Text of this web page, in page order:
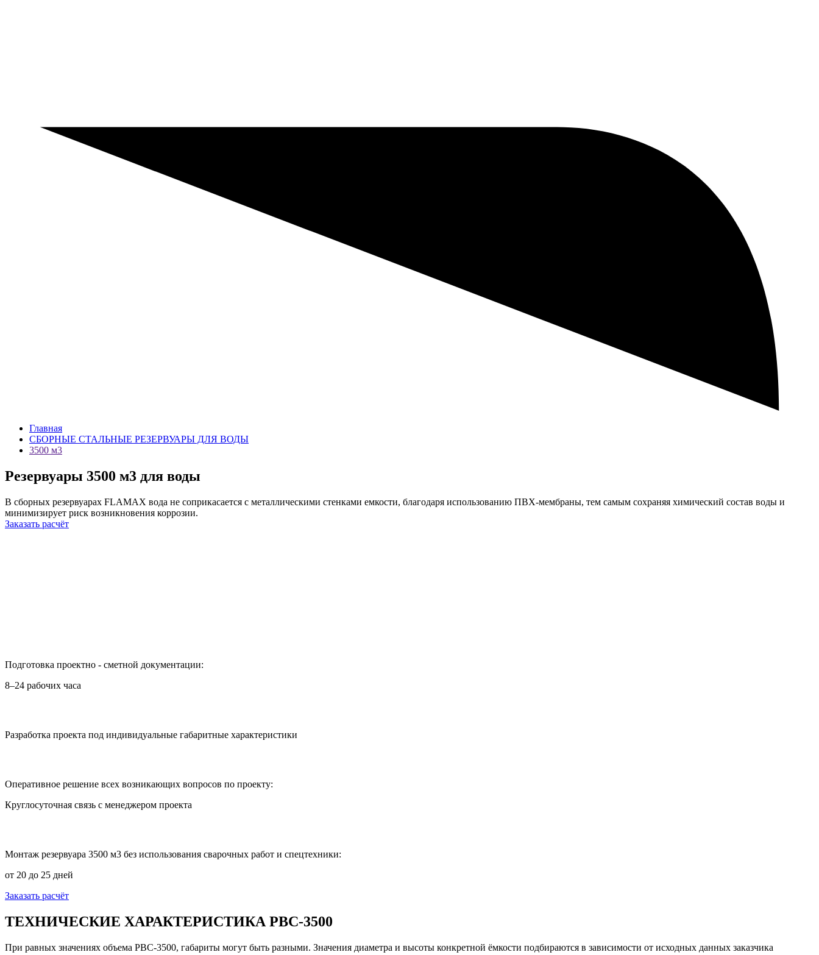
Главная
СБОРНЫЕ СТАЛЬНЫЕ РЕЗЕРВУАРЫ ДЛЯ ВОДЫ
3500 м3
Резервуары 3500 м3 для воды
В сборных резервуарах FLAMAX вода не соприкасается с металлическими стенками емкости, благодаря использованию ПВХ-мембраны, тем самым сохраняя химический состав воды и
минимизирует риск возникновения коррозии.
Заказать расчёт
Подготовка проектно - сметной документации:
8–24 рабочих часа
Разработка проекта под индивидуальные габаритные характеристики
Оперативное решение всех возникающих вопросов по проекту:
Круглосуточная связь с менеджером проекта
Монтаж резервуара 3500 м3 без использования сварочных работ и спецтехники:
от 20 до 25 дней
Заказать расчёт
ТЕХНИЧЕСКИЕ ХАРАКТЕРИСТИКА РВС-3500
При равных значениях объема РВС-3500, габариты могут быть разными. Значения диаметра и высоты конкретной ёмкости подбираются в зависимости от исходных данных заказчика